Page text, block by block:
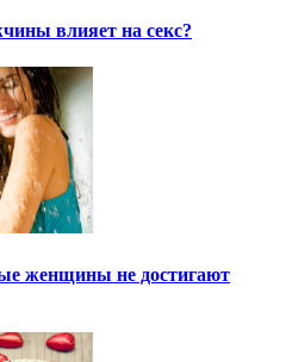
влияет на секс?
женщины не достигают